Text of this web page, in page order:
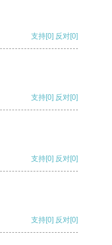
支持[0] 反对[0]
支持[0] 反对[0]
支持[0] 反对[0]
支持[0] 反对[0]